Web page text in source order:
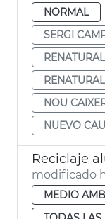
NORMAL
SERGI
NOU
NUEVO
Reciclaje
modificado
MEDIO